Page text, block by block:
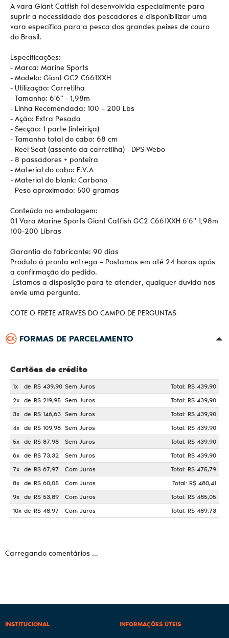
A vara Giant Catfish foi desenvolvida especialmente para
suprir a necessidade dos pescadores e disponibilizar uma
vara específica para a pesca dos grandes peixes de couro
do Brasil.
Especificações:
- Marca: Marine Sports
- Modelo: Giant GC2 C661XXH
- Utilização: Carretilha
- Tamanho: 6'6" - 1,98m
- Linha Recomendada: 100 – 200 Lbs
- Ação: Extra Pesada
- Secção: 1 parte (inteiriça)
- Tamanho total do cabo: 68 cm
- Reel Seat (assento da carretilha) - DPS Webo
- 8 passadores + ponteira
- Material do cabo: E.V.A
- Material do blank: Carbono
- Peso aproximado: 500 gramas
Conteúdo na embalagem:
01 Vara Marine Sports Giant Catfish GC2 C661XXH 6'6" 1,98m
100-200 Libras
Garantia do fabricante: 90 dias
Produto à pronta entrega – Postamos em até 24 horas após
a confirmação do pedido.
Estamos a disposição para te atender, qualquer duvida nos
envie uma pergunta.
COTE O FRETE ATRAVES DO CAMPO DE PERGUNTAS
FORMAS DE PARCELAMENTO
Cartões de crédito
1x de R$ 439,90 Sem Juros
Total: R$ 439,90
2x de R$ 219,95 Sem Juros
Total: R$ 439,90
3x de R$ 146,63 Sem Juros
Total: R$ 439,90
4x de R$ 109,98 Sem Juros
Total: R$ 439,90
5x de R$ 87,98 Sem Juros
Total: R$ 439,90
6x de R$ 73,32 Sem Juros
Total: R$ 439,90
7x de R$ 67,97 Com Juros
Total: R$ 475,79
8x de R$ 60,05 Com Juros
Total: R$ 480,41
9x de R$ 53,89 Com Juros
Total: R$ 485,05
10x de R$ 48,97 Com Juros Total: R$ 489,73
Carregando comentários ...
INSTITUCIONAL INFORMAÇÕES ÚTEIS